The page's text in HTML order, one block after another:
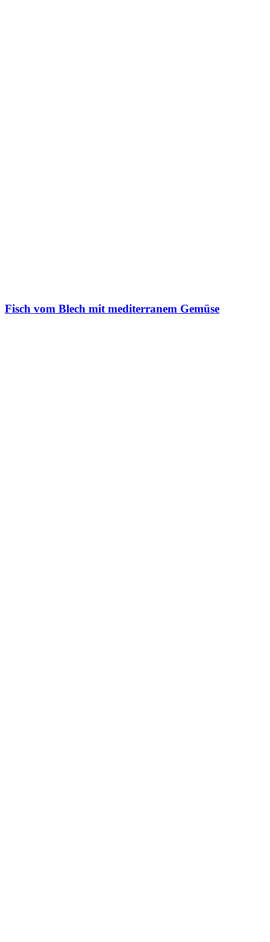
Fisch vom Blech mit mediterranem Gemüse